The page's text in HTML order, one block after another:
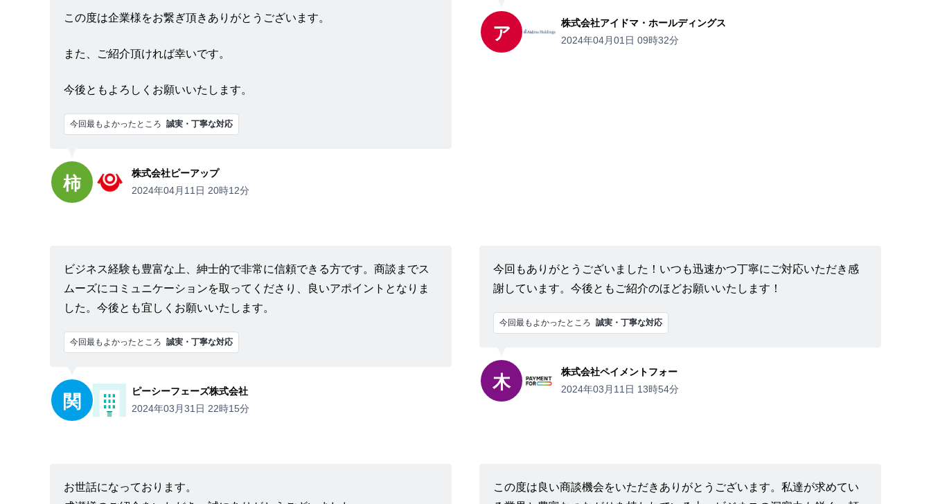
この度は企業様をお繋ぎ頂きありがとうございます。
また、ご紹介頂ければ幸いです。
今後ともよろしくお願いいたします。
今回最もよかったところ 誠実・丁寧な対応
柿
株式会社ピーアップ
2024年04月11日 20時12分
ア
株式会社アイドマ・ホールディングス
2024年04月01日 09時32分
ビジネス経験も豊富な上、紳士的で非常に信頼できる方です。商談までス
ムーズにコミュニケーションを取ってくださり、良いアポイントとなりま
した。今後とも宜しくお願いいたします。
今回最もよかったところ 誠実・丁寧な対応
関
ピーシーフェーズ株式会社
2024年03月31日 22時15分
今回もありがとうございました！いつも迅速かつ丁寧にご対応いただき感
謝しています。今後ともご紹介のほどお願いいたします！
今回最もよかったところ 誠実・丁寧な対応
木
株式会社ペイメントフォー
2024年03月11日 13時54分
お世話になっております。
この度は良い商談機会をいただきありがとうございます。私達が求めてい